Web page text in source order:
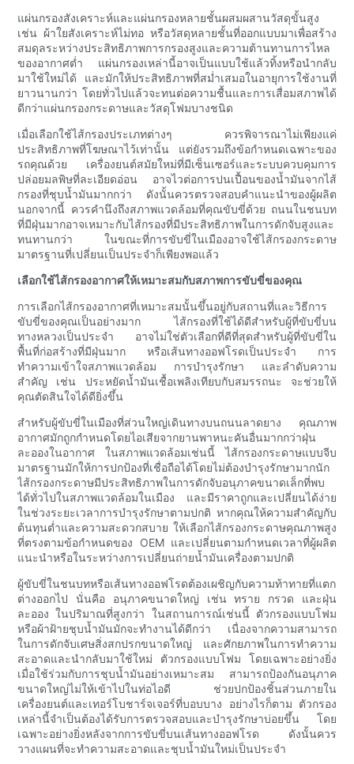
แผ่นกรองสังเคราะห์และแผ่นกรองหลายชั้นผสมผสานวัสดุขั้นสูง
เช่น ผ้าใยสังเคราะห์ไม่ทอ หรือวัสดุหลายชั้นที่ออกแบบมาเพื่อสร้าง
สมดุลระหว่างประสิทธิภาพการกรองสูงและความต้านทานการไหล
ของอากาศต่ำ แผ่นกรองเหล่านี้อาจเป็นแบบใช้แล้วทิ้งหรือนำกลับ
มาใช้ใหม่ได้ และมักให้ประสิทธิภาพที่สม่ำเสมอในอายุการใช้งานที่
ยาวนานกว่า โดยทั่วไปแล้วจะทนต่อความชื้นและการเสื่อมสภาพได้
ดีกว่าแผ่นกรองกระดาษและวัสดุโฟมบางชนิด
เมื่อเลือกใช้ไส้กรองประเภทต่างๆ ควรพิจารณาไม่เพียงแค่
ประสิทธิภาพที่โฆษณาไว้เท่านั้น แต่ยังรวมถึงข้อกำหนดเฉพาะของ
รถคุณด้วย เครื่องยนต์สมัยใหม่ที่มีเซ็นเซอร์และระบบควบคุมการ
ปล่อยมลพิษที่ละเอียดอ่อน อาจไวต่อการปนเปื้อนของน้ำมันจากไส้
กรองที่ชุบน้ำมันมากกว่า ดังนั้นควรตรวจสอบคำแนะนำของผู้ผลิต
นอกจากนี้ ควรคำนึงถึงสภาพแวดล้อมที่คุณขับขี่ด้วย ถนนในชนบท
ที่มีฝุ่นมากอาจเหมาะกับไส้กรองที่มีประสิทธิภาพในการดักจับสูงและ
ทนทานกว่า ในขณะที่การขับขี่ในเมืองอาจใช้ไส้กรองกระดาษ
มาตรฐานที่เปลี่ยนเป็นประจำก็เพียงพอแล้ว
เลือกใช้ไส้กรองอากาศให้เหมาะสมกับสภาพการขับขี่ของคุณ
การเลือกไส้กรองอากาศที่เหมาะสมนั้นขึ้นอยู่กับสถานที่และวิธีการ
ขับขี่ของคุณเป็นอย่างมาก ไส้กรองที่ใช้ได้ดีสำหรับผู้ที่ขับขี่บน
ทางหลวงเป็นประจำ อาจไม่ใช่ตัวเลือกที่ดีที่สุดสำหรับผู้ที่ขับขี่ใน
พื้นที่ก่อสร้างที่มีฝุ่นมาก หรือเส้นทางออฟโรดเป็นประจำ การ
ทำความเข้าใจสภาพแวดล้อม การบำรุงรักษา และลำดับความ
สำคัญ เช่น ประหยัดน้ำมันเชื้อเพลิงเทียบกับสมรรถนะ จะช่วยให้
คุณตัดสินใจได้ดียิ่งขึ้น
สำหรับผู้ขับขี่ในเมืองที่ส่วนใหญ่เดินทางบนถนนลาดยาง คุณภาพ
อากาศมักถูกกำหนดโดยไอเสียจากยานพาหนะคันอื่นมากกว่าฝุ่น
ละอองในอากาศ ในสภาพแวดล้อมเช่นนี้ ไส้กรองกระดาษแบบจีบ
มาตรฐานมักให้การปกป้องที่เชื่อถือได้โดยไม่ต้องบำรุงรักษามากนัก
ไส้กรองกระดาษมีประสิทธิภาพในการดักจับอนุภาคขนาดเล็กที่พบ
ได้ทั่วไปในสภาพแวดล้อมในเมือง และมีราคาถูกและเปลี่ยนได้ง่าย
ในช่วงระยะเวลาการบำรุงรักษาตามปกติ หากคุณให้ความสำคัญกับ
ต้นทุนต่ำและความสะดวกสบาย ให้เลือกไส้กรองกระดาษคุณภาพสูง
ที่ตรงตามข้อกำหนดของ OEM และเปลี่ยนตามกำหนดเวลาที่ผู้ผลิต
แนะนำหรือในระหว่างการเปลี่ยนถ่ายน้ำมันเครื่องตามปกติ
ผู้ขับขี่ในชนบทหรือเส้นทางออฟโรดต้องเผชิญกับความท้าทายที่แตก
ต่างออกไป นั่นคือ อนุภาคขนาดใหญ่ เช่น ทราย กรวด และฝุ่น
ละออง ในปริมาณที่สูงกว่า ในสถานการณ์เช่นนี้ ตัวกรองแบบโฟม
หรือผ้าฝ้ายชุบน้ำมันมักจะทำงานได้ดีกว่า เนื่องจากความสามารถ
ในการดักจับเศษสิ่งสกปรกขนาดใหญ่ และศักยภาพในการทำความ
สะอาดและนำกลับมาใช้ใหม่ ตัวกรองแบบโฟม โดยเฉพาะอย่างยิ่ง
เมื่อใช้ร่วมกับการชุบน้ำมันอย่างเหมาะสม สามารถป้องกันอนุภาค
ขนาดใหญ่ไม่ให้เข้าไปในท่อไอดี ช่วยปกป้องชิ้นส่วนภายใน
เครื่องยนต์และเทอร์โบชาร์จเจอร์ที่บอบบาง อย่างไรก็ตาม ตัวกรอง
เหล่านี้จำเป็นต้องได้รับการตรวจสอบและบำรุงรักษาบ่อยขึ้น โดย
เฉพาะอย่างยิ่งหลังจากการขับขี่บนเส้นทางออฟโรด ดังนั้นควร
วางแผนที่จะทำความสะอาดและชุบน้ำมันใหม่เป็นประจำ